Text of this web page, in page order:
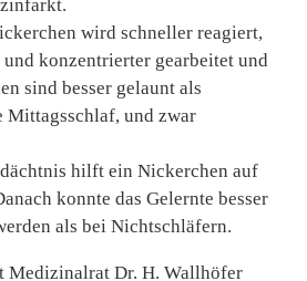
wird schneller reagiert,
und konzentrierter gearbeitet und
sind besser gelaunt als
Mittagsschlaf, und zwar
hilft ein Nickerchen auf
konnte das Gelernte besser
als bei Nichtschläfern.
Medizinal­rat Dr. H. Wallhöfer